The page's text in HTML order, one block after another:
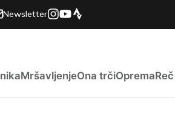
Newsletter
MršavljenjeOna trčiOprema